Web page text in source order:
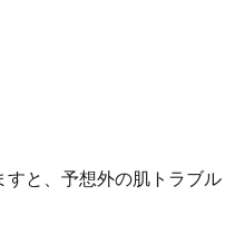
と、予想外の肌トラブル